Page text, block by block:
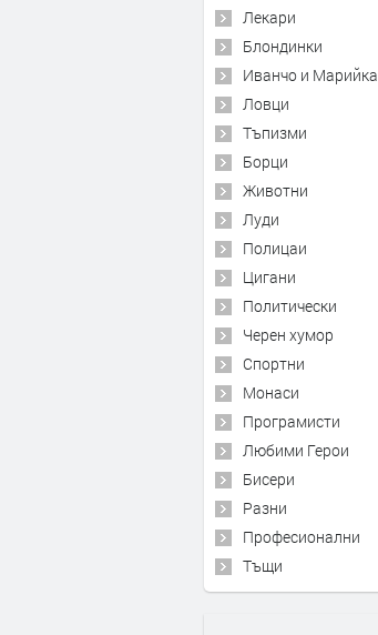
Лекари
Блондинки
Иванчо и Марийка
Ловци
Тъпизми
Борци
Животни
Луди
Полицаи
Цигани
Политически
Черен хумор
Спортни
Монаси
Програмисти
Любими Герои
Бисери
Разни
Професионални
Тъщи